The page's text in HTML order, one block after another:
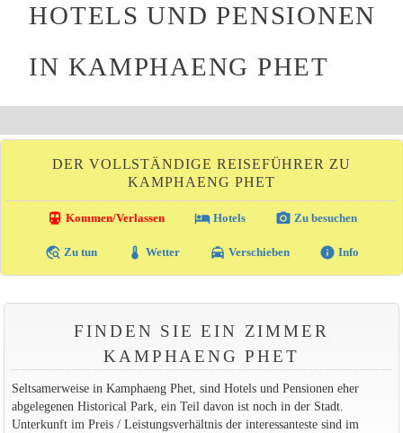
HOTELS UND PENSIONEN
IN KAMPHAENG PHET
DER VOLLSTÄNDIGE REISEFÜHRER ZU
KAMPHAENG PHET
directions_transit Kommen/Verlassen local_hotelHotels photo_camera Zu besuchen
travel_explore Zu tun thermostat Wetter local_taxi Verschieben info Info
FINDEN SIE EIN ZIMMER
KAMPHAENG PHET
Seltsamerweise in Kamphaeng Phet, sind Hotels und Pensionen eher
abgelegenen Historical Park, ein Teil davon ist noch in der Stadt.
Unterkunft im Preis / Leistungsverhältnis der interessanteste sind im